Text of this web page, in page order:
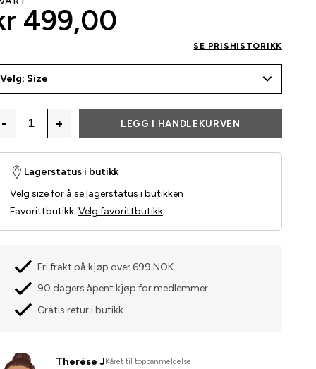
499,00
SE PRISHISTORIKK
Velg: Size
- + LEGG I HANDLEKURVEN
Lagerstatus i butikk
Velg size for å se lagerstatus i butikken
Favorittbutikk: Velg favorittbutikk
Fri frakt på kjøp over 699 NOK
90 dagers åpent kjøp for medlemmer
Gratis retur i butikk
Therése JKåret til toppanmeldelse